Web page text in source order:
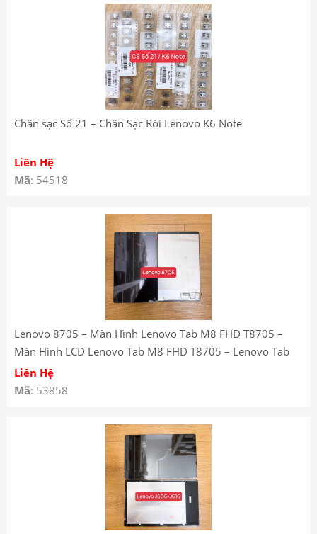
Chân sạc Số 21 – Chân Sạc Rời Lenovo K6 Note
Liên Hệ
Mã: 54518
Lenovo 8705 – Màn Hình Lenovo Tab M8 FHD T8705 –
Màn Hình LCD Lenovo Tab M8 FHD T8705 – Lenovo Tab
M8 FHD T8705 LCD Screen
Liên Hệ
Mã: 53858